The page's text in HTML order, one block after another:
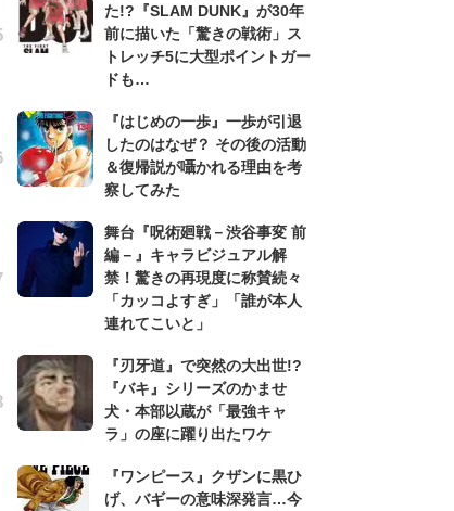
た!?『SLAM DUNK』が30年
前に描いた「驚きの戦術」ス
トレッチ5に大型ポイントガー
ドも…
『はじめの一歩』一歩が引退
したのはなぜ？ その後の活動
＆復帰説が囁かれる理由を考
察してみた
舞台『呪術廻戦－渋谷事変 前
編－』キャラビジュアル解
禁！驚きの再現度に称賛続々
「カッコよすぎ」「誰が本人
連れてこいと」
『刃牙道』で突然の大出世!?
『バキ』シリーズのかませ
犬・本部以蔵が「最強キャ
ラ」の座に躍り出たワケ
『ワンピース』クザンに黒ひ
げ、バギーの意味深発言…今